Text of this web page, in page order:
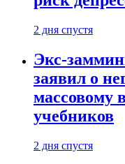
2 дня спустя
Экс-
заявил о
массовому
учебников
2 дня спустя